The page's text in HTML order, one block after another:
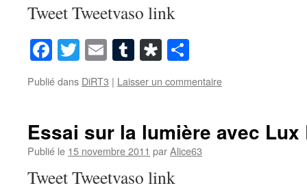
Tweet Tweetvaso link
Facebook
Twitter
EmailTumblrDiaspora
Publié dans DiRT3 | Laisser un commentaire
Essai sur la lumière avec Lux
Publié le 15 novembre 2011 parAlice63
Tweet Tweetvaso link